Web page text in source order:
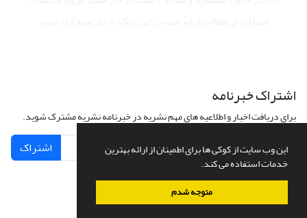
این وب سایت از کوکی ها برای اطمینان از ارائه بهترین
خدمات استفاده می کند.
متوجه شدم
اشتراک خبرنامه
برای دریافت اخبار و اطلاعیه های مهم نشریه در خبرنامه نشریه مشترک شوید.
اشتراک
سامانه مدیریت نشریات علمی.طراحی و پیاده سازی ازسیناوب